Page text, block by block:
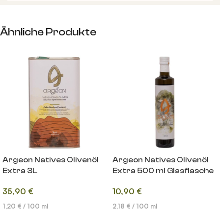
Ähnliche Produkte
Argeon Natives Olivenöl
Extra 3L
35,90 €
1,20 € / 100 ml
Argeon Natives Olivenöl
Extra 500 ml Glasflasche
10,90 €
2,18 € / 100 ml